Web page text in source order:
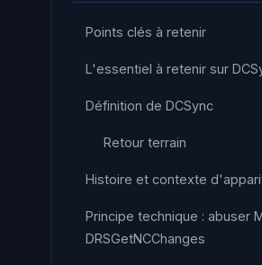
Points clés à retenir
L'essentiel à retenir sur
Définition de DCSync
Retour terrain
Histoire et contexte
Principe technique : abuser
DRSGetNCChanges